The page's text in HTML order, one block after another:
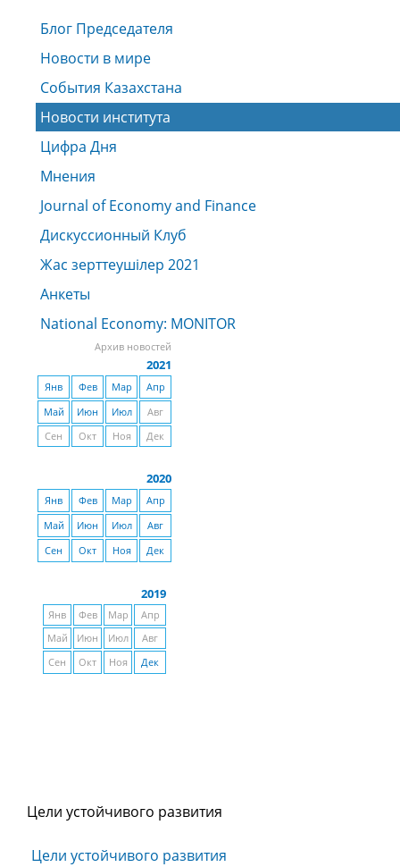
Блог Председателя
Новости в мире
События Казахстана
Новости института
Цифра Дня
Мнения
Journal of Economy and Finance
Дискуссионный Клуб
Жас зерттеушiлер 2021
Анкеты
National Economy: MONITOR
Архив новостей
2021
Янв Фев Мар
Апр
Май
Июн Июл
Авг
Сен
Окт Ноя Дек
2020
Янв Фев Мар
Апр
Май
Июн Июл
Авг
Сен
Окт Ноя Дек
2019
Янв Фев Мар
Апр
Май
Июн Июл
Авг
Сен
Окт Ноя Дек
Цели устойчивого развития
Цели устойчивого развития